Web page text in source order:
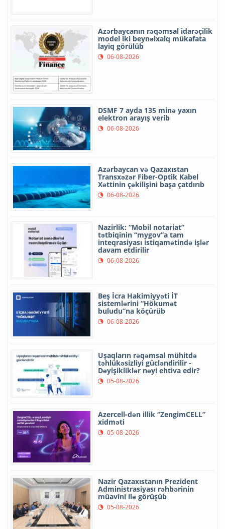
Azərbaycanın rəqəmsal idarəçilik
model iki beynəlxalq mükafata
layiq görülüb
06-08-2026
DSMF 7 ayda 135 minə yaxın
elektron arayış verib
06-08-2026
Azərbaycan və Qazaxıstan
Transxəzər Fiber-Optik Kabel
Xəttinin çəkilişini başa çatdırıb
06-08-2026
Nazirlik: “Mobil notariat”
tətbiqinin “mygov”a tam
inteqrasiyası istiqamətində işlər
davam etdirilir
06-08-2026
Beş İcra Hakimiyyəti İT
sistemlərini “Hökumət
buludu”na köçürüb
06-08-2026
Uşaqların rəqəmsal mühitdə
təhlükəsizliyi gücləndirilir -
Dəyişikliklər nəyi ehtiva edir?
05-08-2026
Azercell-dən illik “ZengimCELL”
xidməti
05-08-2026
Nazir Qazaxıstanın Prezident
Administrasiyası rəhbərinin
müavini ilə görüşüb
05-08-2026